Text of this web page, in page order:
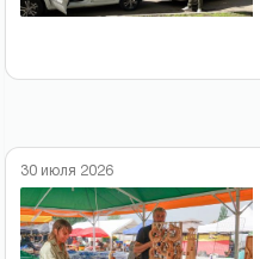
30 июля 2026